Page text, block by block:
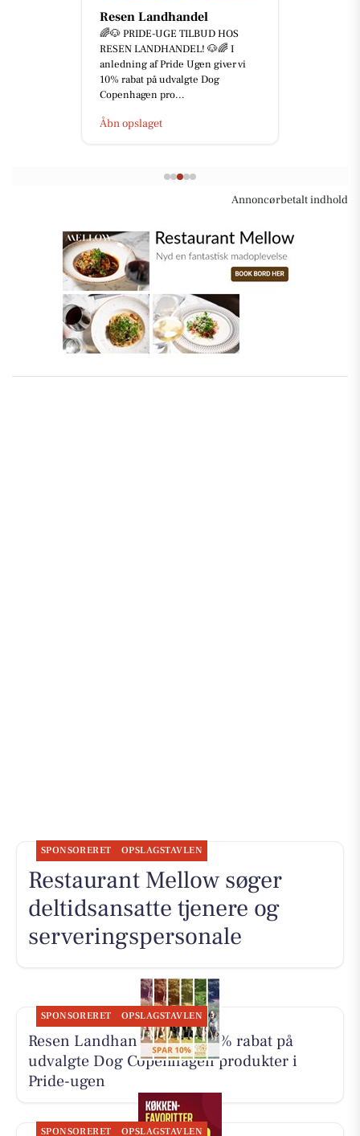
Resen Landhandel
🌈🐶 PRIDE-UGE TILBUD HOS
RESEN LANDHANDEL! 🐶🌈 I
anledning af Pride Ugen giver vi
10% rabat på udvalgte Dog
Copenhagen pro...
Åbn opslaget
Annoncørbetalt indhold
SPONSORERET OPSLAGSTAVLEN
Restaurant Mellow søger
deltidsansatte tjenere og
serveringspersonale
SPONSORERET OPSLAGSTAVLEN
Resen Landhandel giver 10% rabat på
udvalgte Dog Copenhagen produkter i
Pride-ugen
SPONSORERET OPSLAGSTAVLEN